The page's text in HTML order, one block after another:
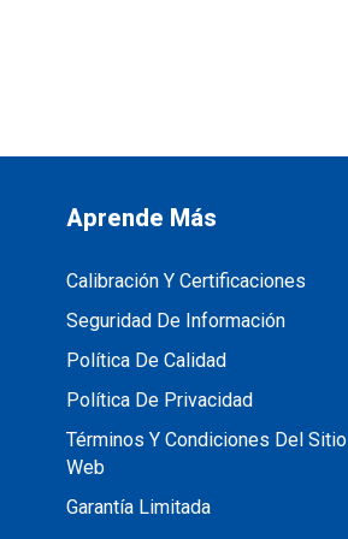
Aprende Más
Calibración Y Certificaciones
Seguridad De Información
Política De Calidad
Política De Privacidad
Términos Y Condiciones Del Sitio
Web
Garantía Limitada